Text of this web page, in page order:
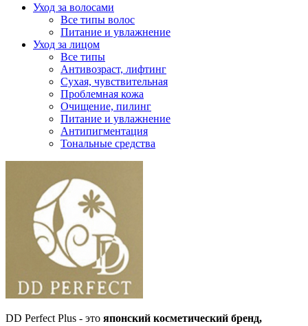
Уход за волосами
Все типы волос
Питание и увлажнение
Уход за лицом
Все типы
Антивозраст, лифтинг
Сухая, чувствительная
Проблемная кожа
Очищение, пилинг
Питание и увлажнение
Антипигментация
Тональные средства
DD Perfect Plus - это японский косметический бренд,